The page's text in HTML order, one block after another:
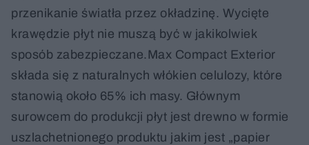
przenikanie światła przez okładzinę. Wycięte
krawędzie płyt nie muszą być w jakikolwiek
sposób zabezpieczane.Max Compact Exterior
składa się z naturalnych włókien celulozy, które
stanowią około 65% ich masy. Głównym
surowcem do produkcji płyt jest drewno w formie
uszlachetnionego produktu jakim jest „papier